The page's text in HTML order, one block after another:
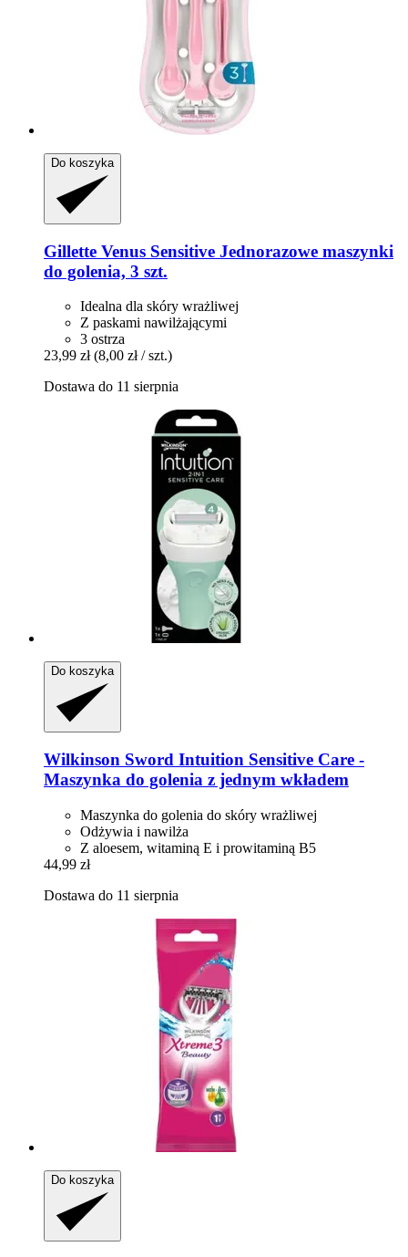
Do koszyka
Gillette Venus Sensitive Jednorazowe maszynki
do golenia, 3 szt.
Idealna dla skóry wrażliwej
Z paskami nawilżającymi
3 ostrza
23,99 zł (8,00 zł / szt.)
Dostawa do 11 sierpnia
Do koszyka
Wilkinson Sword Intuition Sensitive Care -​
Maszynka do golenia z jednym wkładem
Maszynka do golenia do skóry wrażliwej
Odżywia i nawilża
Z aloesem, witaminą E i prowitaminą B5
44,99 zł
Dostawa do 11 sierpnia
Do koszyka